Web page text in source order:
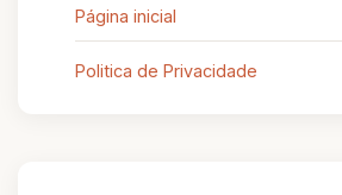
Página inicial
Politica de Privacidade